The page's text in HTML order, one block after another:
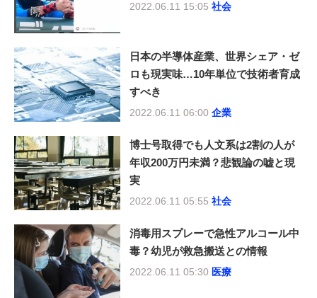
2022.06.11 15:05 社会
日本の半導体産業、世界シェア・ゼ
ロも現実味…10年単位で技術者育成
すべき
2022.06.11 06:00 企業
博士号取得でも人文系は2割の人が
年収200万円未満？悲観論の嘘と現
実
2022.06.11 05:55 社会
消毒用スプレーで急性アルコール中
毒？幼児が救急搬送との情報
2022.06.11 05:30 医療